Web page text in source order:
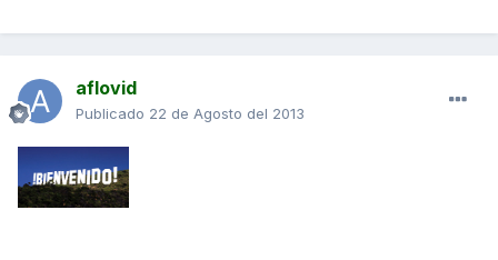
aflovid
Publicado 22 de Agosto del 2013